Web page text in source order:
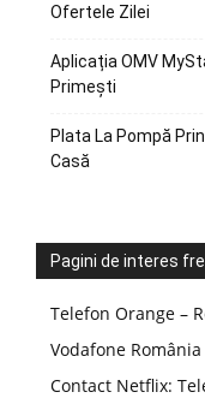
Ofertele Zilei
Aplicația OMV
Primești
Plata La Pompă
Casă
Pagini de interes
Telefon Orange –
Vodafone
Contact Netflix: